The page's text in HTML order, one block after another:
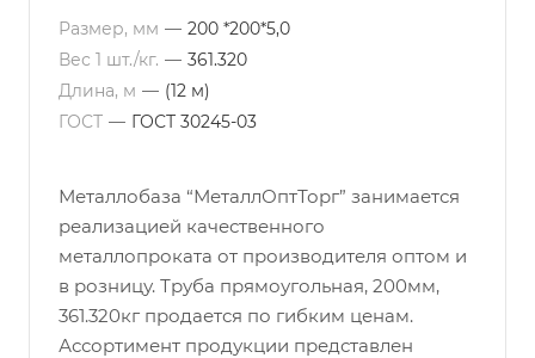
Размер, мм — 200 *200*5,0
Вес 1 шт./кг. — 361.320
Длина, м — (12 м)
ГОСТ — ГОСТ 30245-03
Металлобаза “МеталлОптТорг” занимается
реализацией качественного
металлопроката от производителя оптом и
в розницу. Труба прямоугольная, 200мм,
361.320кг продается по гибким ценам.
Ассортимент продукции представлен